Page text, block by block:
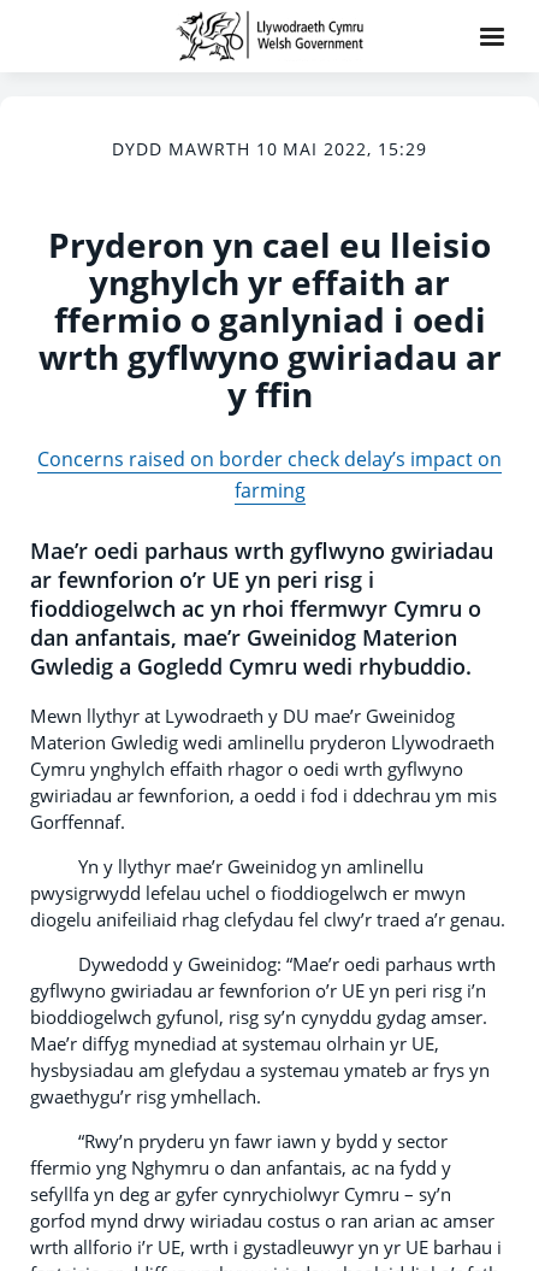
DYDD MAWRTH 10 MAI 2022, 15:29
Pryderon yn cael eu lleisio
ynghylch yr effaith ar
ffermio o ganlyniad i oedi
wrth gyflwyno gwiriadau ar
y ffin
Concerns raised on border check delay’s impact on
farming
Mae’r oedi parhaus wrth gyflwyno gwiriadau
ar fewnforion o’r UE yn peri risg i
fioddiogelwch ac yn rhoi ffermwyr Cymru o
dan anfantais, mae’r Gweinidog Materion
Gwledig a Gogledd Cymru wedi rhybuddio.
Mewn llythyr at Lywodraeth y DU mae’r Gweinidog
Materion Gwledig wedi amlinellu pryderon Llywodraeth
Cymru ynghylch effaith rhagor o oedi wrth gyflwyno
gwiriadau ar fewnforion, a oedd i fod i ddechrau ym mis
Gorffennaf.
Yn y llythyr mae’r Gweinidog yn amlinellu
pwysigrwydd lefelau uchel o fioddiogelwch er mwyn
diogelu anifeiliaid rhag clefydau fel clwy’r traed a’r genau.
Dywedodd y Gweinidog: “Mae’r oedi parhaus wrth
gyflwyno gwiriadau ar fewnforion o’r UE yn peri risg i’n
bioddiogelwch gyfunol, risg sy’n cynyddu gydag amser.
Mae’r diffyg mynediad at systemau olrhain yr UE,
hysbysiadau am glefydau a systemau ymateb ar frys yn
gwaethygu’r risg ymhellach.
“Rwy’n pryderu yn fawr iawn y bydd y sector
ffermio yng Nghymru o dan anfantais, ac na fydd y
sefyllfa yn deg ar gyfer cynrychiolwyr Cymru – sy’n
gorfod mynd drwy wiriadau costus o ran arian ac amser
wrth allforio i’r UE, wrth i gystadleuwyr yn yr UE barhau i